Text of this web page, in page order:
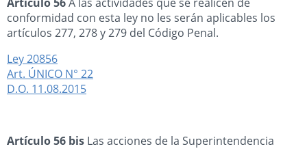
conformidad con esta ley no les serán aplicables los
artículos 277, 278 y 279 del Código Penal.
Ley 20856
Art. ÚNICO N° 22
D.O. 11.08.2015
Artículo 56 bis Las acciones de la Superintendencia